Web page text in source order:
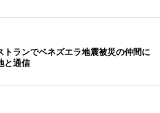
トランでベネズエラ地震被災の仲間に
と通信